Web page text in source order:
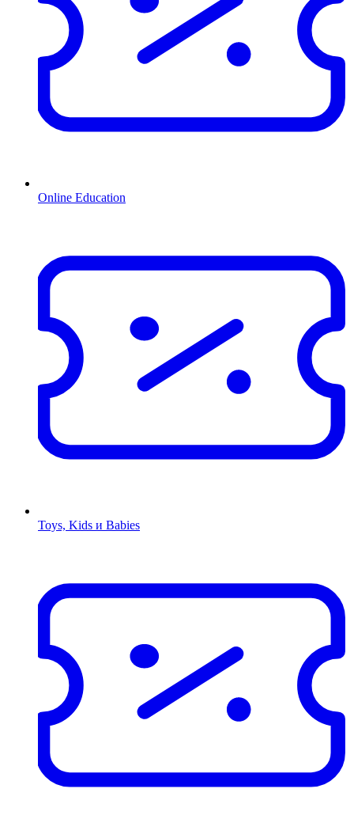
Online Education
Toys, Kids и Babies